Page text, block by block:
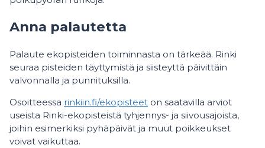
Anna palautetta
Palaute ekopisteiden toiminnasta on tärkeää. Rinki
seuraa pisteiden täyttymistä ja siisteyttä päivittäin
valvonnalla ja punnituksilla.
Osoitteessa rinkiin.fi/ekopisteet on saatavilla arviot
useista Rinki-ekopisteistä tyhjennys- ja siivousajoista,
joihin esimerkiksi pyhäpäivät ja muut poikkeukset
voivat vaikuttaa.